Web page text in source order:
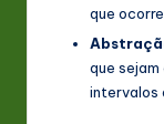
que
que
intervalos